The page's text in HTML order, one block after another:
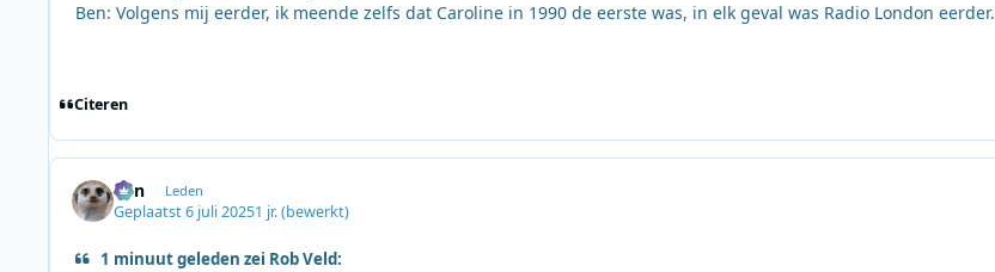
Ben: Volgens mij eerder, ik meende zelfs dat Caroline in 1990 de eerste was, in elk geval was Radio London eerder.
Citeren
Ben Leden
Geplaatst6 juli 20251 jr.(bewerkt)
1 minuut geleden zei Rob Veld: